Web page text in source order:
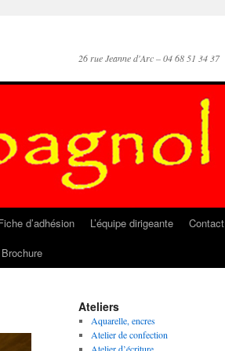
26 rue Jeanne d'Arc – 04 68 51 34 37
d’adhésion L’équipe dirigeante
Contact
Brochure
Ateliers
Aquarelle, encres
Atelier de confection